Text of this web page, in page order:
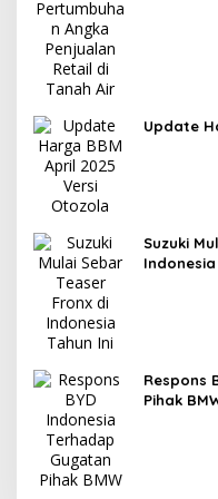
Update
Suzuki
Respons
Pihak